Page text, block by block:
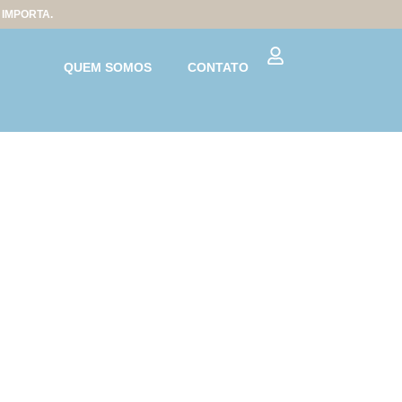
QUEM SOMOS CONTATO